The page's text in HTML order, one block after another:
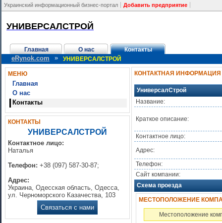
Украинский информационный бизнес-портал Добавить предприятие
УНИВЕРСАЛСТРОЙ
Главная О нас Контакты
eRynok.com » УНИВЕРСАЛСТРОЙ
МЕНЮ
Главная
О нас
Контакты
КОНТАКТЫ
УНИВЕРСАЛСТРОЙ
Контактное лицо:
Наталья
Телефон: +38 (097) 587-30-87;
Адрес:
Украина, Одесская область, Одесса,
ул. Черноморского Казачества, 103
Связаться с нами
КОНТАКТНАЯ ИНФОРМАЦИЯ
УниверсалСтрой
Название:
Краткое описание:
Контактное лицо:
Адрес:
Телефон:
Сайт компании:
Схема проезда
МЕСТОПОЛОЖЕНИЕ
Местоположение